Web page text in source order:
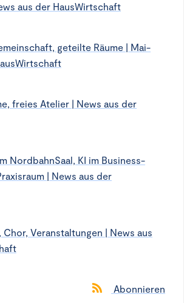
aus der HausWirtschaft
geteilte Räume | Mai-
freies Atelier | News aus der
NordbahnSaal, KI im Business-
| News aus der
Veranstaltungen | News aus
Abonnieren